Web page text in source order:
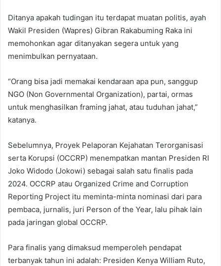
Ditanya apakah tudingan itu terdapat muatan politis, ayah
Wakil Presiden (Wapres) Gibran Rakabuming Raka ini
memohonkan agar ditanyakan segera untuk yang
menimbulkan pernyataan.
“Orang bisa jadi memakai kendaraan apa pun, sanggup
NGO (Non Governmental Organization), partai, ormas
untuk menghasilkan framing jahat, atau tuduhan jahat,”
katanya.
Sebelumnya, Proyek Pelaporan Kejahatan Terorganisasi
serta Korupsi (OCCRP) menempatkan mantan Presiden RI
Joko Widodo (Jokowi) sebagai salah satu finalis pada
2024. OCCRP atau Organized Crime and Corruption
Reporting Project itu meminta-minta nominasi dari para
pembaca, jurnalis, juri Person of the Year, lalu pihak lain
pada jaringan global OCCRP.
Para finalis yang dimaksud memperoleh pendapat
terbanyak tahun ini adalah: Presiden Kenya William Ruto,